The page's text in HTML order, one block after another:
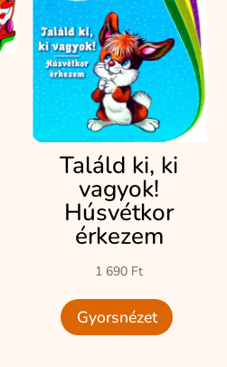
Találd ki, ki
vagyok!
Húsvétkor
érkezem
1 690 Ft
Gyorsnézet